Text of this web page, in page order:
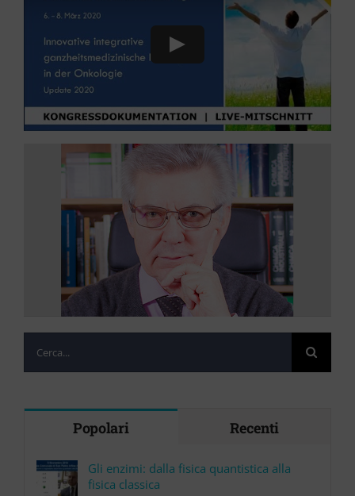
Play
Popolari Recenti
Gli enzimi: dalla fisica quantistica alla
fisica classica